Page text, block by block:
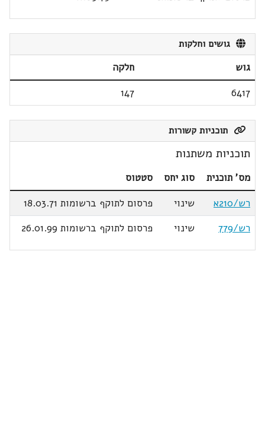
גושים וחלקות
גוש
חלקה
6417
147
תוכניות קשורות
תוכניות משתנות
מס' תוכנית סוג יחס
סטטוס
רש/210א
שינוי
פרסום לתוקף ברשומות 18.03.71
רש/779
שינוי פרסום לתוקף ברשומות 26.01.99